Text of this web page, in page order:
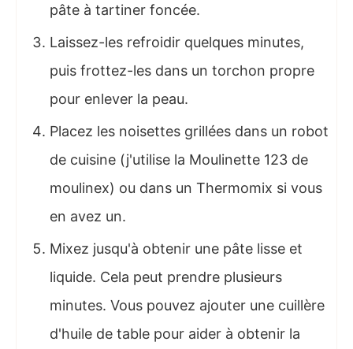
pâte à tartiner foncée.
Laissez-les refroidir quelques minutes,
puis frottez-les dans un torchon propre
pour enlever la peau.
Placez les noisettes grillées dans un robot
de cuisine (j'utilise la Moulinette 123 de
moulinex) ou dans un Thermomix si vous
en avez un.
Mixez jusqu'à obtenir une pâte lisse et
liquide. Cela peut prendre plusieurs
minutes. Vous pouvez ajouter une cuillère
d'huile de table pour aider à obtenir la